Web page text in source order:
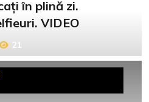
în plină zi.
VIDEO
21